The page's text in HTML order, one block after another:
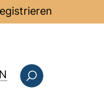
: this page in